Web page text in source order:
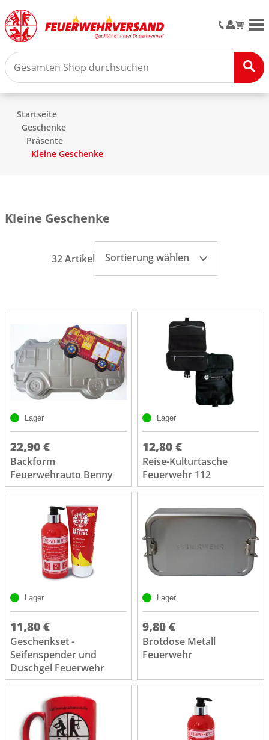
Startseite
Geschenke
Präsente
Kleine Geschenke
Kleine Geschenke
32 Artikel Sortierung wählen
Lager
22,90 €
Backform
Feuerwehrauto Benny
Lager
12,80 €
Reise-Kulturtasche
Feuerwehr 112
Lager
11,80 €
Geschenkset -
Seifenspender und
Duschgel Feuerwehr
Lager
9,80 €
Brotdose Metall
Feuerwehr